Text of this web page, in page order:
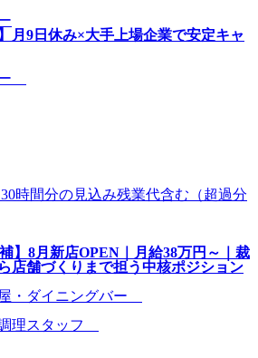
月9日休み×大手上場企業で安定キャ
ー
時間分の見込み残業代含む（超過分
】8月新店OPEN｜月給38万円～｜裁
店舗づくりまで担う中核ポジション
・ダイニングバー
理スタッフ